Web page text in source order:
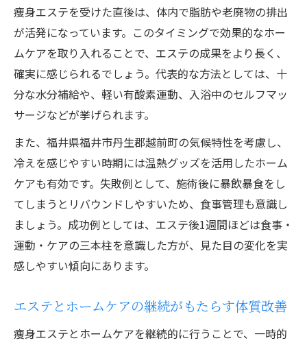
痩身エステを受けた直後は、体内で脂肪や老廃物の排出
が活発になっています。このタイミングで効果的なホー
ムケアを取り入れることで、エステの成果をより長く、
確実に感じられるでしょう。代表的な方法としては、十
分な水分補給や、軽い有酸素運動、入浴中のセルフマッ
サージなどが挙げられます。
また、福井県福井市丹生郡越前町の気候特性を考慮し、
冷えを感じやすい時期には温熱グッズを活用したホーム
ケアも有効です。失敗例として、施術後に暴飲暴食をし
てしまうとリバウンドしやすいため、食事管理も意識し
ましょう。成功例としては、エステ後1週間ほどは食事・
運動・ケアの三本柱を意識した方が、見た目の変化を実
感しやすい傾向にあります。
エステとホームケアの継続がもたらす体質改善
痩身エステとホームケアを継続的に行うことで、一時的